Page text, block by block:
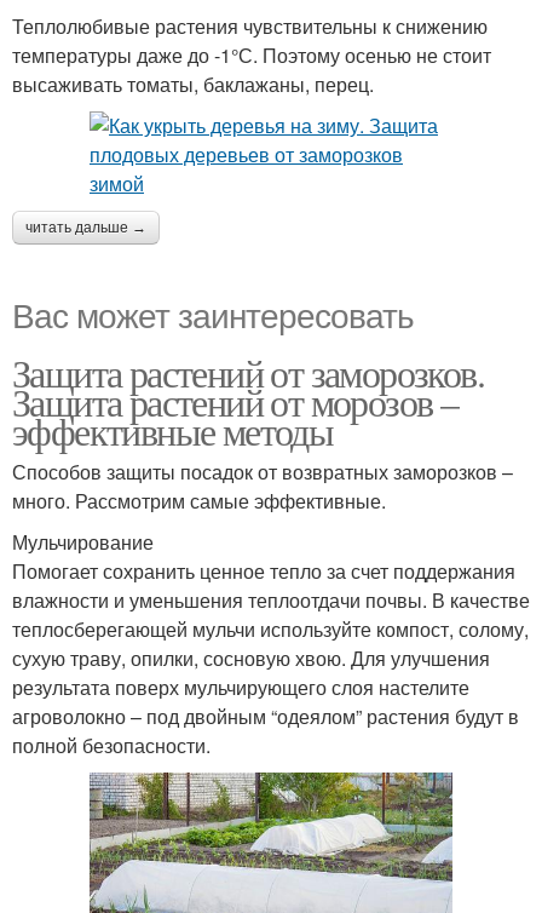
Теплолюбивые растения чувствительны к снижению
температуры даже до -1°С. Поэтому осенью не стоит
высаживать томаты, баклажаны, перец.
читать дальше →
Вас может заинтересовать
Защита растений от заморозков.
Защита растений от морозов –
эффективные методы
Способов защиты посадок от возвратных заморозков –
много. Рассмотрим самые эффективные.
Мульчирование
Помогает сохранить ценное тепло за счет поддержания
влажности и уменьшения теплоотдачи почвы. В качестве
теплосберегающей мульчи используйте компост, солому,
сухую траву, опилки, сосновую хвою. Для улучшения
результата поверх мульчирующего слоя настелите
агроволокно – под двойным “одеялом” растения будут в
полной безопасности.